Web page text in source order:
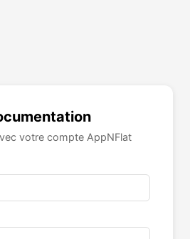
votre compte AppNFlat